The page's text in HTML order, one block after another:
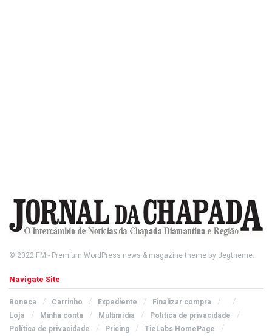
© 2022 FM - Premium WordPress news & magazine theme by Jegtheme.
Navigate Site
Boneca Carrinho Expediente
Finalizar compra
Loja
Minha conta Multimídia
Política de privacidade
Política de privacidade
Pricing TieLabs HomePage